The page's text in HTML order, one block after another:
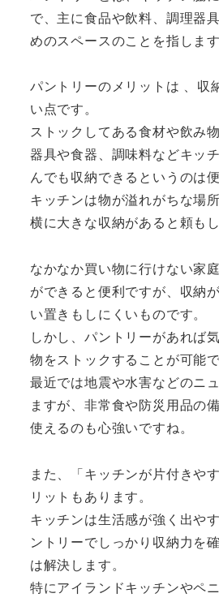
で、主に食品や飲料、調理器
めのスペースのことを指します
パントリーのメリットは 、収
い点です。
ストックしてある食材や飲み
器具や食器、調味料などキッ
んでも収納できるというのは
キッチンは物が溢れがちな場
横に大きな収納があると頼も
なかなか買い物に行けない家
ができると便利ですが、収納
い置きもしにくいものです。
しかし、パントリーがあれば
物をストックすることが可能で
最近では地震や水害などのニ
ますが、非常食や防災用品の
使えるのも心強いですね。
また、「キッチンが片付きや
リットもあります。
キッチンは生活感が強く出や
ントリーでしっかり収納力を
は解決します。
特にアイランドキッチンやペ